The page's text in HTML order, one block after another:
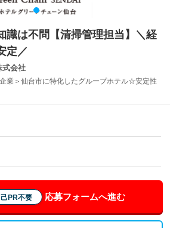
識は不問【清掃管理担当】＼経
定／
式会社
業＞仙台市に特化したグループホテル☆安定性
PR不要 応募フォームへ進む